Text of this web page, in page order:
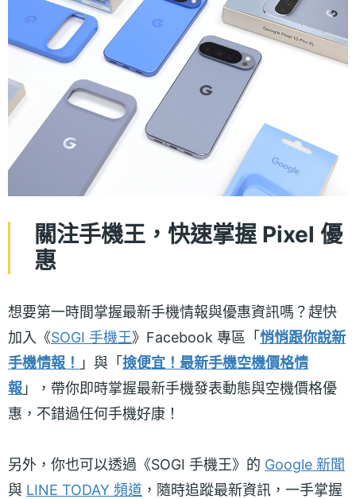
關注手機王，快速掌握 Pixel 優
惠
想要第一時間掌握最新手機情報與優惠資訊嗎？趕快
加入《SOGI 手機王》Facebook 專區「悄悄跟你說新
手機情報！ 」與「撿便宜！最新手機空機價格情
報 」，帶你即時掌握最新手機發表動態與空機價格優
惠，不錯過任何手機好康！
另外，你也可以透過《SOGI 手機王》的 Google 新聞
與 LINE TODAY 頻道 ，隨時追蹤最新資訊，一手掌握